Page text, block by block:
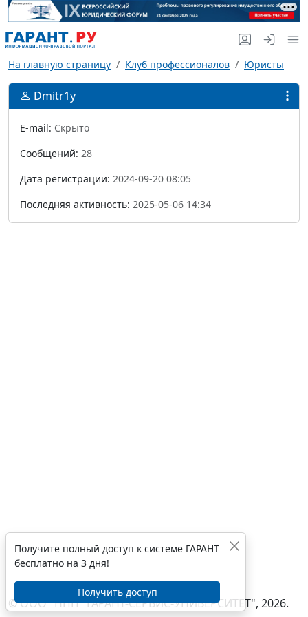
На главную страницу Клуб профессионалов Юристы
Dmitr1y
E-mail: Скрыто
Сообщений: 28
Дата регистрации: 2024-09-20 08:05
Последняя активность: 2025-05-06 14:34
© ООО "НПП "ГАРАНТ-СЕРВИС-УНИВЕРСИТЕТ", 2026.
Получите полный доступ к системе ГАРАНТ
бесплатно на 3 дня!
Получить доступ